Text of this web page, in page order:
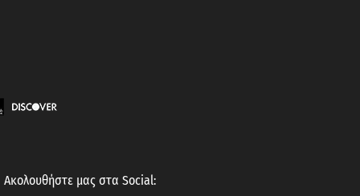
Ακολουθήστε μας στα Social: